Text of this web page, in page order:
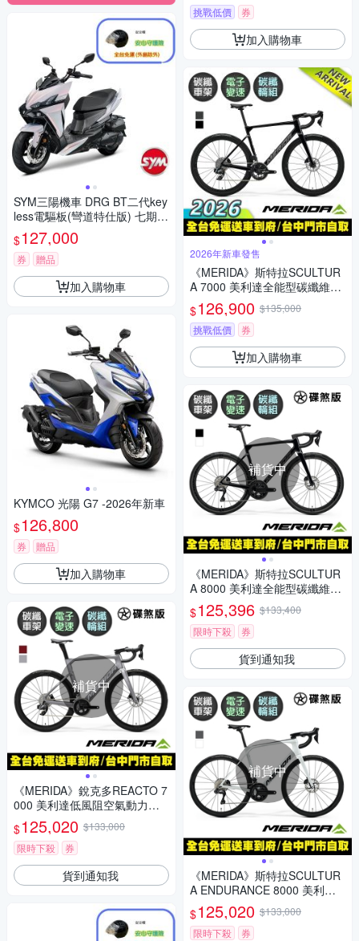
SYM三陽機車 DRG BT二代key
less電驅板(彎道特仕版) 七期 2
026年出廠全新機車
$127,000
券 贈品
加入購物車
KYMCO 光陽 G7 -2026年新車
$126,800
券 贈品
加入購物車
補貨中
《MERIDA》銳克多REACTO 7
000 美利達低風阻空氣動力碳
纖跑車/公路車 無附踏板/SRAM
電變/附功率計/碳纖輪組
$125,020 $133,000
限時下殺
券
貨到通知我
挑戰低價 券
加入購物車
2026年新車發售
《MERIDA》斯特拉SCULTUR
A 7000 美利達全能型碳纖維碟
煞公路車 無附踏板/SRAM無線
變速/碳纖輪組/附功率計/跑車/
美利達2026
$126,900 $135,000
挑戰低價
券
加入購物車
補貨中
《MERIDA》斯特拉SCULTUR
A 8000 美利達全能型碳纖維碟
煞公路車 無附踏板/Ultegra無線
變速/公路車/自行車
$125,396 $133,400
限時下殺
券
貨到通知我
補貨中
《MERIDA》斯特拉SCULTUR
A ENDURANCE 8000 美利達
碳纖維全能型長程公路車 無附
踏板/Ulterga電變/跑車/環島
$125,020 $133,000
限時下殺
券